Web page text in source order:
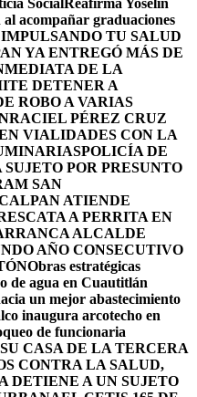
SocialReafirma Yoselin
acompañar graduaciones
TU SALUD
YA ENTREGÓ MÁS DE
DE LA
DETENER A
ROBO A VARIAS
RACIEL PÉREZ CRUZ
VIALIDADES CON LA
POLICÍA DE
POR PRESUNTO
SAN
ATIENDE
A PERRITA EN
ALCALDE
AÑO CONSECUTIVO
Obras estratégicas
de agua en Cuautitlán
un mejor abastecimiento
inaugura arcotecho en
de funcionaria
CASA DE LA TERCERA
CONTRA LA SALUD,
DETIENE A UN SUJETO